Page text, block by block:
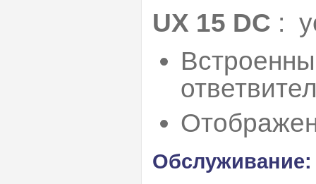
UХ 15 DC :
Обслуживание: